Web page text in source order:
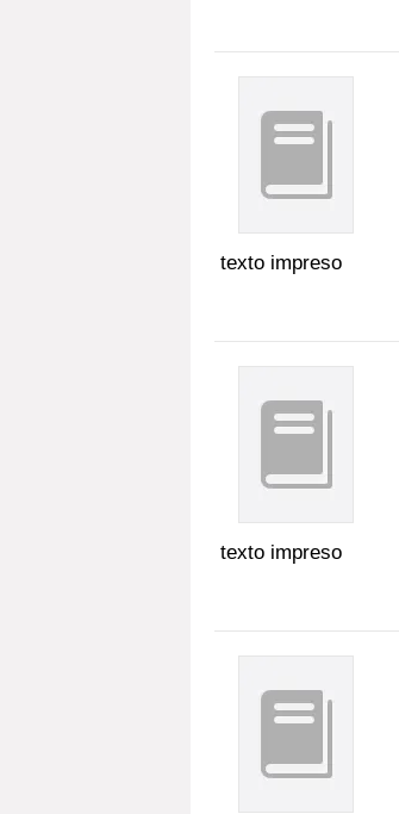
texto impreso
texto impreso